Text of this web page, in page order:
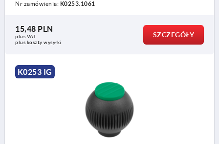
Nr zamówienia: K0253.1061
15,48 PLN
plus VAT
plus koszty wysyłki
SZCZEGÓŁY
K0253 IG